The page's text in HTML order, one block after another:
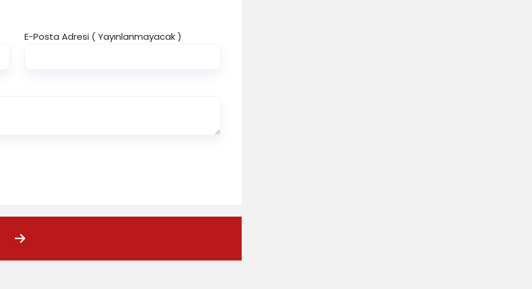
E-Posta Adresi ( Yayınlanmayacak )